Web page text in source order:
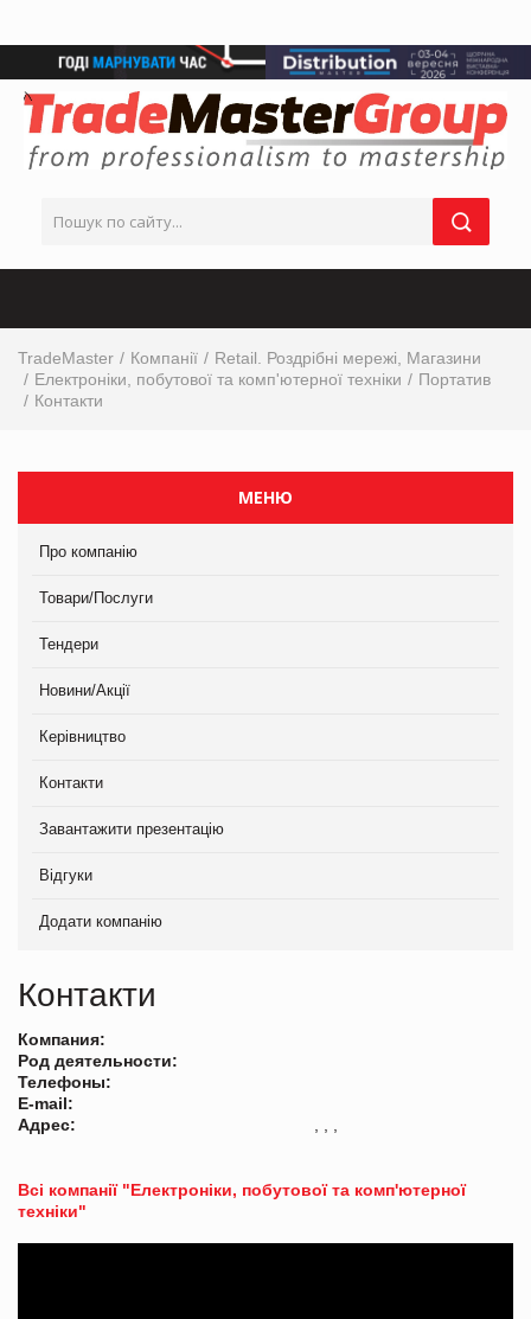
TradeMaster Компанії
Retail. Роздрібні мережі, Магазини
Електроніки, побутової та комп'ютерної техніки
Портатив
Контакти
МЕНЮ
Про компанію
Товари/Послуги
Тендери
Новини/Акції
Керівництво
Контакти
Завантажити презентацію
Відгуки
Додати компанію
Контакти
Компания:
Род деятельности:
Телефоны:
E-mail:
Адрес:
Всі компанії "Електроніки, побутової та комп'ютерної
техніки"